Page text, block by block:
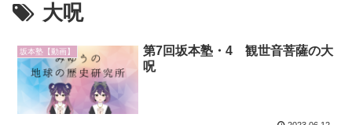
大呪
坂本塾【動画】
第7回坂本塾・4 観世音菩薩の大
呪